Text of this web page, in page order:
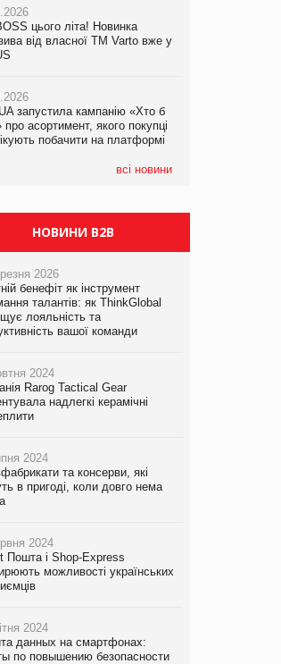
цього літа! Новинка
від власної ТМ Varto вже у
запустила кампанію «Хто б
про асортимент, якого покупці
побачити на платформі
всі новини
новинка для хвостатих: у
з’явилися паучі Varto Paw
супермаркетів VARUS купує
магазинів формату
налічуватиме 374 магазини
заборонила рекламні дзвінки
НОВИНИ B2B
2026
бенефіт як інструмент
талантів: як ThinkGlobal
лояльність та
вашої команди
2024
Rarog Tactical Gear
надлегкі керамічні
2024
та консерви, які
в пригоді, коли довго нема
2024
Пошта і Shop-Express
можливості українських
2024
данных на смартфонах:
по повышению безопасности